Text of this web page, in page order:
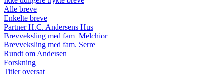
Alle breve
Enkelte breve
Partner H.C. Andersens Hus
Brevveksling med fam. Melchior
Brevveksling med fam. Serre
Rundt om Andersen
Forskning
Titler oversat